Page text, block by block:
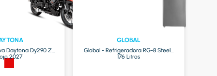
Daytona Dy290 Zr
2027
GLOBAL
Global - Refrigeradora RG-8 Steel |
176 Litros